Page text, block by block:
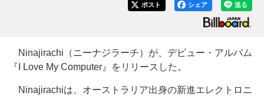
送る
シェア
ポスト
Ninajirachi（ニーナジラーチ）が、デビュー・アルバム
『I Love My Computer』をリリースした。
Ninajirachiは、オーストラリア出身の新進エレクトロニ